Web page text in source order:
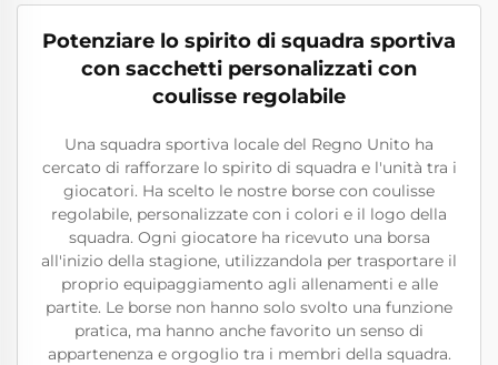
Potenziare lo spirito di squadra sportiva
con sacchetti personalizzati con
coulisse regolabile
Una squadra sportiva locale del Regno Unito ha
cercato di rafforzare lo spirito di squadra e l'unità tra i
giocatori. Ha scelto le nostre borse con coulisse
regolabile, personalizzate con i colori e il logo della
squadra. Ogni giocatore ha ricevuto una borsa
all'inizio della stagione, utilizzandola per trasportare il
proprio equipaggiamento agli allenamenti e alle
partite. Le borse non hanno solo svolto una funzione
pratica, ma hanno anche favorito un senso di
appartenenza e orgoglio tra i membri della squadra.